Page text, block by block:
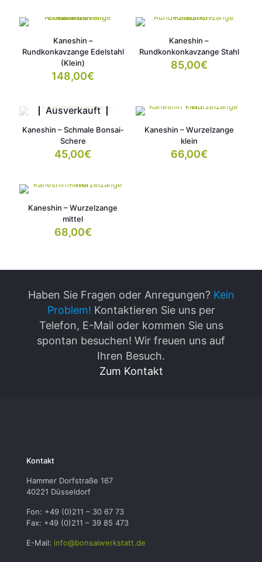
Kaneshin –
Rundkonkavzange Edelstahl
(Klein)
148,00€
Kaneshin –
Rundkonkonkavzange Stahl
85,00€
Ausverkauft
Kaneshin – Schmale Bonsai-
Schere
45,00€
Kaneshin – Wurzelzange
klein
66,00€
Kaneshin – Wurzelzange
mittel
68,00€
Haben Sie Fragen oder Anregungen? Kein
Problem! Kontaktieren Sie uns per
Telefon, E-Mail oder kommen Sie uns
spontan besuchen! Wir freuen uns auf
Ihren Besuch.
Zum Kontakt
Kontakt
Hammer Dorfstraße 167
40221 Düsseldorf
Fon: +49 (0)211 – 30 67 73
Fax: +49 (0)211 – 39 85 473
E-Mail: info@bonsaiwerkstatt.de